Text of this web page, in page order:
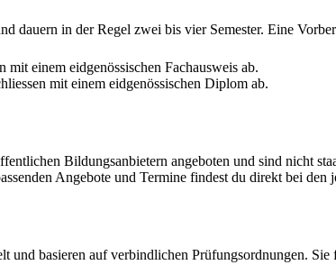
dauern in der Regel zwei bis vier Semester. Eine
einem eidgenössischen Fachausweis ab.
mit einem eidgenössischen Diplom ab.
Bildungsanbietern angeboten und sind nicht
Angebote und Termine findest du direkt bei
und basieren auf verbindlichen Prüfungsordnungen.